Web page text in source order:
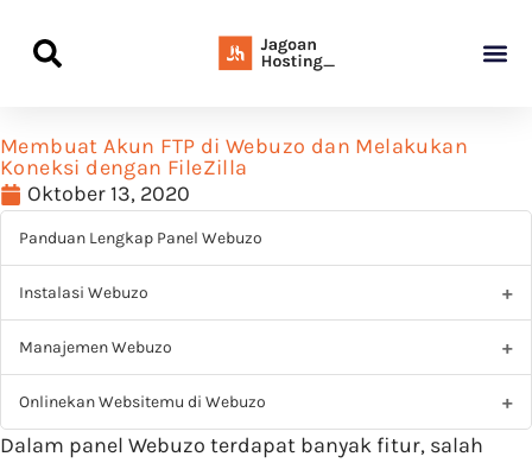
Membuat Akun FTP di Webuzo dan Melakukan
Koneksi dengan FileZilla
Oktober 13, 2020
Panduan Lengkap Panel Webuzo
Instalasi Webuzo
Manajemen Webuzo
Onlinekan Websitemu di Webuzo
Dalam panel Webuzo terdapat banyak fitur, salah